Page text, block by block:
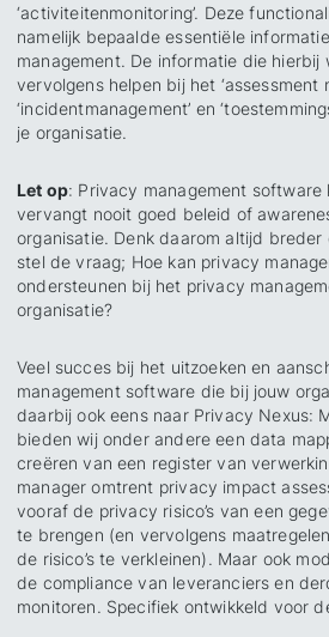
‘activiteitenmonitoring’. Deze
namelijk bepaalde essentiële
management. De informatie die hierbij
vervolgens helpen bij het ‘assessment
‘incidentmanagement’ en
je organisatie.
Let op: Privacy management software
vervangt nooit goed beleid of
organisatie. Denk daarom altijd breder
stel de vraag; Hoe kan privacy
ondersteunen bij het privacy
organisatie?
Veel succes bij het uitzoeken en
management software die bij jouw
daarbij ook eens naar Privacy Nexus:
bieden wij onder andere een data
creëren van een register van
manager omtrent privacy impact
vooraf de privacy risico’s van een
te brengen (en vervolgens
de risico’s te verkleinen). Maar ook
de compliance van leveranciers en
monitoren. Specifiek ontwikkeld voor